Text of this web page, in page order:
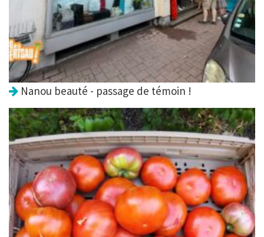
Nanou beauté - passage de témoin !